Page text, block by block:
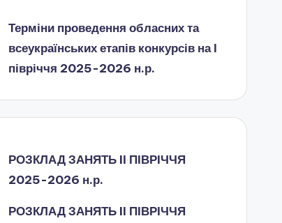
Терміни проведення обласних та
всеукраїнських етапів конкурсів на І
півріччя 2025-2026 н.р.
РОЗКЛАД ЗАНЯТЬ IІ ПІВРІЧЧЯ
2025-2026 н.р.
РОЗКЛАД ЗАНЯТЬ IІ ПІВРІЧЧЯ